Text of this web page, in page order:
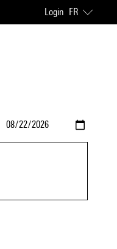
Login FR